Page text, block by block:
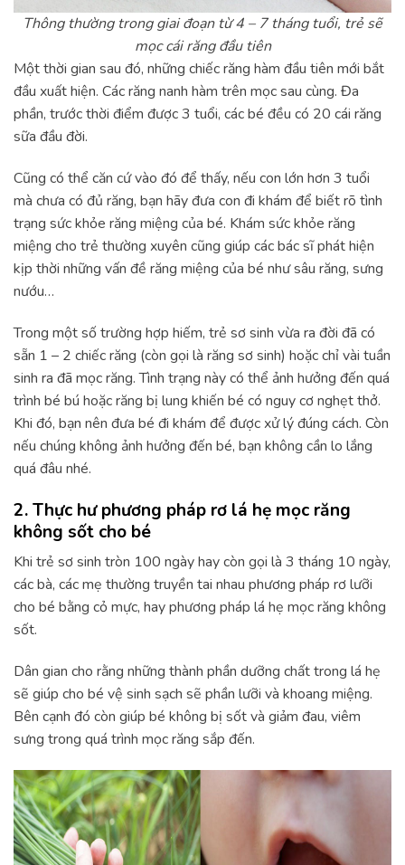
Thông thường trong giai đoạn từ 4 – 7 tháng tuổi, trẻ sẽ
mọc cái răng đầu tiên
Một thời gian sau đó, những chiếc răng hàm đầu tiên mới bắt
đầu xuất hiện. Các răng nanh hàm trên mọc sau cùng. Đa
phần, trước thời điểm được 3 tuổi, các bé đều có 20 cái răng
sữa đầu đời.
Cũng có thể căn cứ vào đó để thấy, nếu con lớn hơn 3 tuổi
mà chưa có đủ răng, bạn hãy đưa con đi khám để biết rõ tình
trạng sức khỏe răng miệng của bé. Khám sức khỏe răng
miệng cho trẻ thường xuyên cũng giúp các bác sĩ phát hiện
kịp thời những vấn đề răng miệng của bé như sâu răng, sưng
nướu…
Trong một số trường hợp hiếm, trẻ sơ sinh vừa ra đời đã có
sẵn 1 – 2 chiếc răng (còn gọi là răng sơ sinh) hoặc chỉ vài tuần
sinh ra đã mọc răng. Tình trạng này có thể ảnh hưởng đến quá
trình bé bú hoặc răng bị lung khiến bé có nguy cơ nghẹt thở.
Khi đó, bạn nên đưa bé đi khám để được xử lý đúng cách. Còn
nếu chúng không ảnh hưởng đến bé, bạn không cần lo lắng
quá đâu nhé.
2. Thực hư phương pháp rơ lá hẹ mọc răng
không sốt cho bé
Khi trẻ sơ sinh tròn 100 ngày hay còn gọi là 3 tháng 10 ngày,
các bà, các mẹ thường truyền tai nhau phương pháp rơ lưỡi
cho bé bằng cỏ mực, hay phương pháp lá hẹ mọc răng không
sốt.
Dân gian cho rằng những thành phần dưỡng chất trong lá hẹ
sẽ giúp cho bé vệ sinh sạch sẽ phần lưỡi và khoang miệng.
Bên cạnh đó còn giúp bé không bị sốt và giảm đau, viêm
sưng trong quá trình mọc răng sắp đến.